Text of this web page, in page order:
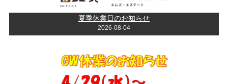
夏季休業日のお知らせ
2026-08-04